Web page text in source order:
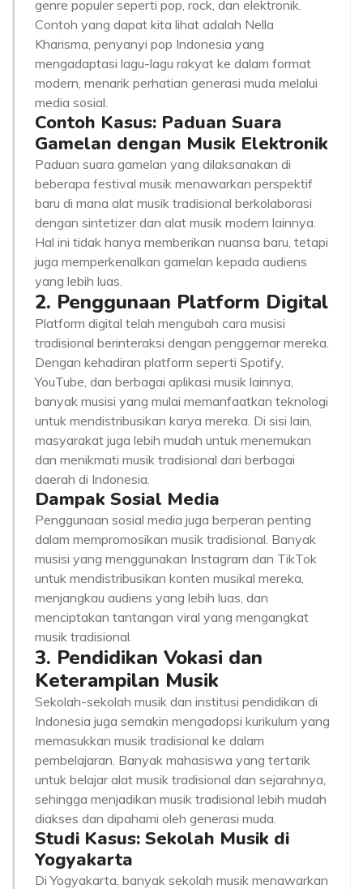
genre populer seperti pop, rock, dan elektronik.
Contoh yang dapat kita lihat adalah Nella
Kharisma, penyanyi pop Indonesia yang
mengadaptasi lagu-lagu rakyat ke dalam format
modern, menarik perhatian generasi muda melalui
media sosial.
Contoh Kasus: Paduan Suara
Gamelan dengan Musik Elektronik
Paduan suara gamelan yang dilaksanakan di
beberapa festival musik menawarkan perspektif
baru di mana alat musik tradisional berkolaborasi
dengan sintetizer dan alat musik modern lainnya.
Hal ini tidak hanya memberikan nuansa baru, tetapi
juga memperkenalkan gamelan kepada audiens
yang lebih luas.
2. Penggunaan Platform Digital
Platform digital telah mengubah cara musisi
tradisional berinteraksi dengan penggemar mereka.
Dengan kehadiran platform seperti Spotify,
YouTube, dan berbagai aplikasi musik lainnya,
banyak musisi yang mulai memanfaatkan teknologi
untuk mendistribusikan karya mereka. Di sisi lain,
masyarakat juga lebih mudah untuk menemukan
dan menikmati musik tradisional dari berbagai
daerah di Indonesia.
Dampak Sosial Media
Penggunaan sosial media juga berperan penting
dalam mempromosikan musik tradisional. Banyak
musisi yang menggunakan Instagram dan TikTok
untuk mendistribusikan konten musikal mereka,
menjangkau audiens yang lebih luas, dan
menciptakan tantangan viral yang mengangkat
musik tradisional.
3. Pendidikan Vokasi dan
Keterampilan Musik
Sekolah-sekolah musik dan institusi pendidikan di
Indonesia juga semakin mengadopsi kurikulum yang
memasukkan musik tradisional ke dalam
pembelajaran. Banyak mahasiswa yang tertarik
untuk belajar alat musik tradisional dan sejarahnya,
sehingga menjadikan musik tradisional lebih mudah
diakses dan dipahami oleh generasi muda.
Studi Kasus: Sekolah Musik di
Yogyakarta
Di Yogyakarta, banyak sekolah musik menawarkan